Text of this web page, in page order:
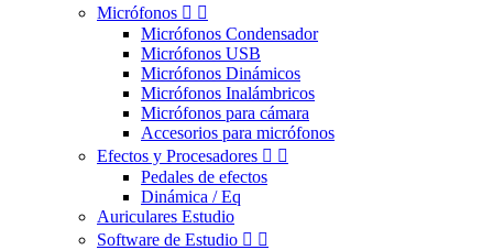
Micrófonos  
Micrófonos Condensador
Micrófonos USB
Micrófonos Dinámicos
Micrófonos Inalámbricos
Micrófonos para cámara
Accesorios para micrófonos
Efectos y Procesadores  
Pedales de efectos
Dinámica / Eq
Auriculares Estudio
Software de Estudio  